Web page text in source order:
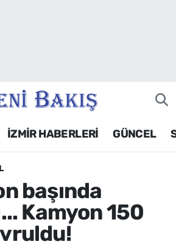
İZMİR HABERLERİ GÜNCEL
başında
Kamyon 150
Adliye